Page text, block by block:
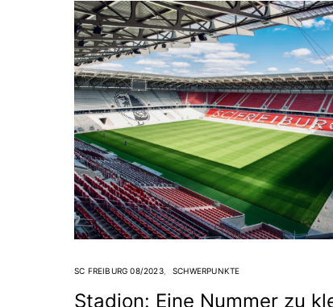
SC FREIBURG 08/2023 SCHWERPUNKTE
Stadion: Eine Nummer zu